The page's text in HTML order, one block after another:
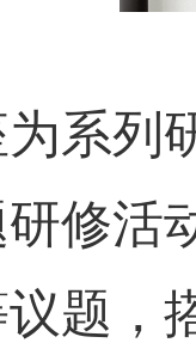
系列
修活
题，